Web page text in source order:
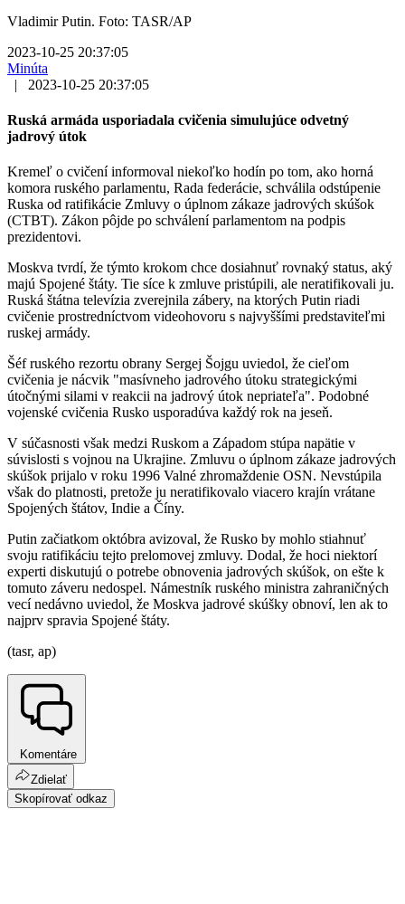
Vladimir Putin. Foto: TASR/AP
2023-10-25 20:37:05
Minúta
|
2023-10-25 20:37:05
Ruská armáda usporiadala cvičenia simulujúce odvetný
jadrový útok
Kremeľ o cvičení informoval niekoľko hodín po tom, ako horná
komora ruského parlamentu, Rada federácie, schválila odstúpenie
Ruska od ratifikácie Zmluvy o úplnom zákaze jadrových skúšok
(CTBT). Zákon pôjde po schválení parlamentom na podpis
prezidentovi.
Moskva tvrdí, že týmto krokom chce dosiahnuť rovnaký status, aký
majú Spojené štáty. Tie síce k zmluve pristúpili, ale neratifikovali ju.
Ruská štátna televízia zverejnila zábery, na ktorých Putin riadi
cvičenie prostredníctvom videohovoru s najvyššími predstaviteľmi
ruskej armády.
Šéf ruského rezortu obrany Sergej Šojgu uviedol, že cieľom
cvičenia je nácvik "masívneho jadrového útoku strategickými
útočnými silami v reakcii na jadrový útok nepriateľa". Podobné
vojenské cvičenia Rusko usporadúva každý rok na jeseň.
V súčasnosti však medzi Ruskom a Západom stúpa napätie v
súvislosti s vojnou na Ukrajine. Zmluvu o úplnom zákaze jadrových
skúšok prijalo v roku 1996 Valné zhromaždenie OSN. Nevstúpila
však do platnosti, pretože ju neratifikovalo viacero krajín vrátane
Spojených štátov, Indie a Číny.
Putin začiatkom októbra avizoval, že Rusko by mohlo stiahnuť
svoju ratifikáciu tejto prelomovej zmluvy. Dodal, že hoci niektorí
experti diskutujú o potrebe obnovenia jadrových skúšok, on ešte k
tomuto záveru nedospel. Námestník ruského ministra zahraničných
vecí nedávno uviedol, že Moskva jadrové skúšky obnoví, len ak to
najprv spravia Spojené štáty.
(tasr, ap)
Komentáre
Zdielať
Skopírovať odkaz